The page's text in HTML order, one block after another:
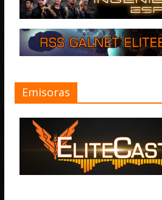
Emisoras